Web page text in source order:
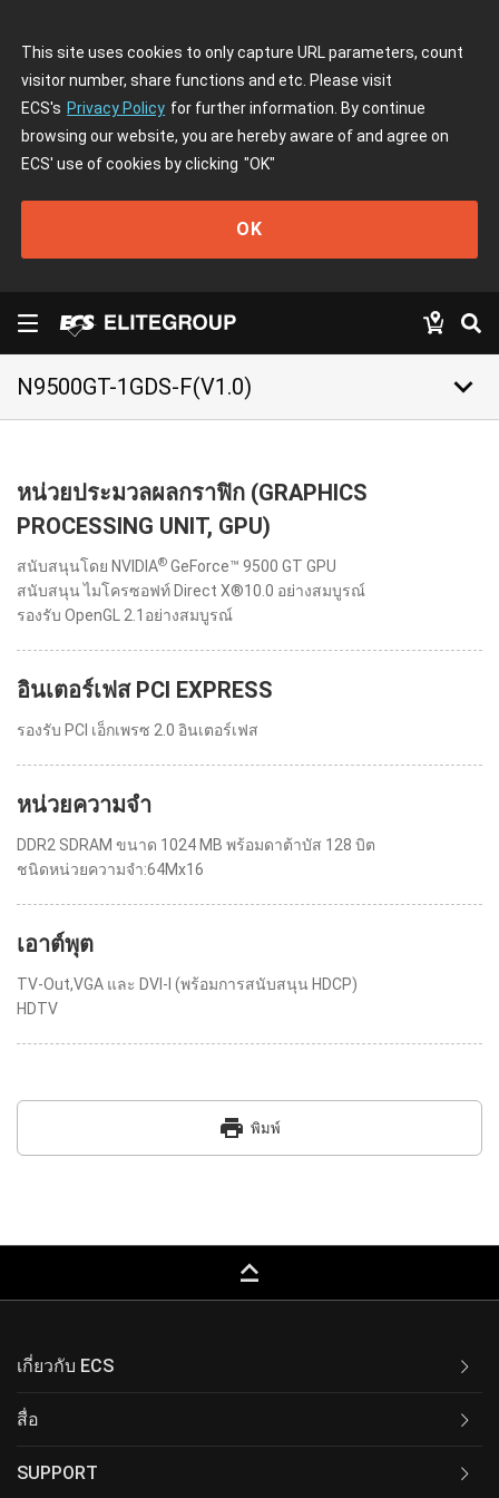
This site uses cookies to only capture URL parameters, count
visitor number, share functions and etc. Please visit
ECS's Privacy Policy for further information. By continue
browsing our website, you are hereby aware of and agree on
ECS' use of cookies by clicking "OK"
OK
N9500GT-1GDS-F(V1.0) keyboard_arrow_down
หน่วยประมวลผลกราฟิก (GRAPHICS
PROCESSING UNIT, GPU)
สนับสนุนโดย NVIDIA® GeForce™ 9500 GT GPU
สนับสนุน ไมโครซอฟท์ Direct X®10.0 อย่างสมบูรณ์
รองรับ OpenGL 2.1อย่างสมบูรณ์
อินเตอร์เฟส PCI EXPRESS
รองรับ PCI เอ็กเพรซ 2.0 อินเตอร์เฟส
หน่วยความจำ
DDR2 SDRAM ขนาด 1024 MB พร้อมดาต้าบัส 128 บิต
ชนิดหน่วยความจำ:64Mx16
เอาต์พุต
TV-Out,VGA และ DVI-I (พร้อมการสนับสนุน HDCP)
HDTV
print พิมพ์
keyboard_capslock
เกี่ยวกับ ECS
สื่อ
SUPPORT